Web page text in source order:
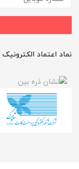
نماد اعتماد